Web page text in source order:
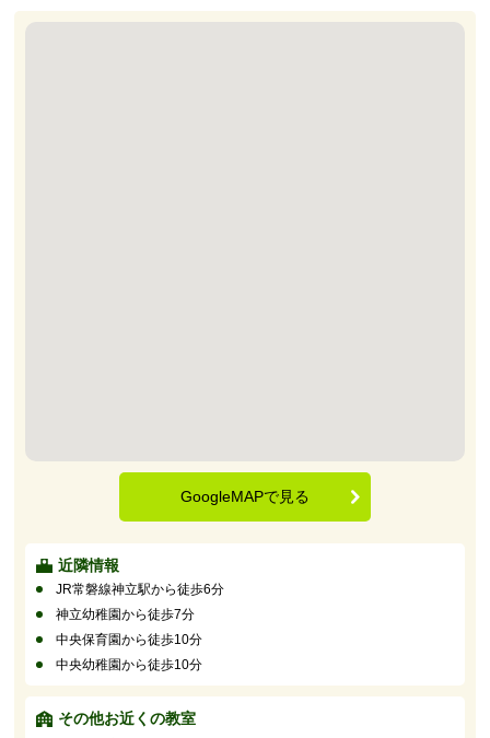
GoogleMAPで見る
近隣情報
JR常磐線神立駅から徒歩6分
神立幼稚園から徒歩7分
中央保育園から徒歩10分
中央幼稚園から徒歩10分
その他お近くの教室